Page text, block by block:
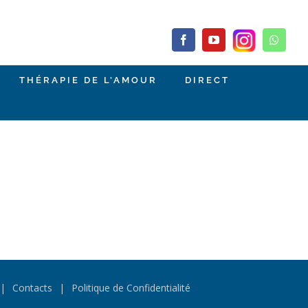
FacebookYouTube
THÉRAPIE DE L’AMOUR DIRECT
Contacts Politique de Confidentialité